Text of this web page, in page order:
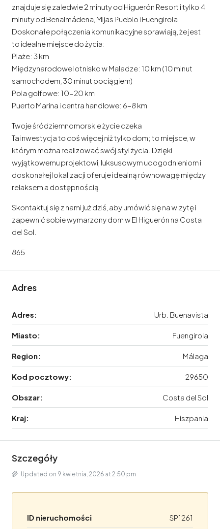
znajduje się zaledwie 2 minuty od Higuerón Resort i tylko 4
minuty od Benalmádena, Mijas Pueblo i Fuengirola.
Doskonałe połączenia komunikacyjne sprawiają, że jest
to idealne miejsce do życia:
Plaże: 3 km
Międzynarodowe lotnisko w Maladze: 10 km (10 minut
samochodem, 30 minut pociągiem)
Pola golfowe: 10-20 km
Puerto Marina i centra handlowe: 6-8 km
Twoje śródziemnomorskie życie czeka
Ta inwestycja to coś więcej niż tylko dom; to miejsce, w
którym można realizować swój styl życia. Dzięki
wyjątkowemu projektowi, luksusowym udogodnieniom i
doskonałej lokalizacji oferuje idealną równowagę między
relaksem a dostępnością.
Skontaktuj się z nami już dziś, aby umówić się na wizytę i
zapewnić sobie wymarzony dom w El Higuerón na Costa
del Sol.
865
Adres
Adres: Urb. Buenavista
Miasto: Fuengirola
Region: Málaga
Kod pocztowy: 29650
Obszar: Costa del Sol
Kraj: Hiszpania
Szczegóły
Updated on 9 kwietnia, 2026 at 2:50 pm
ID nieruchomości SP1261